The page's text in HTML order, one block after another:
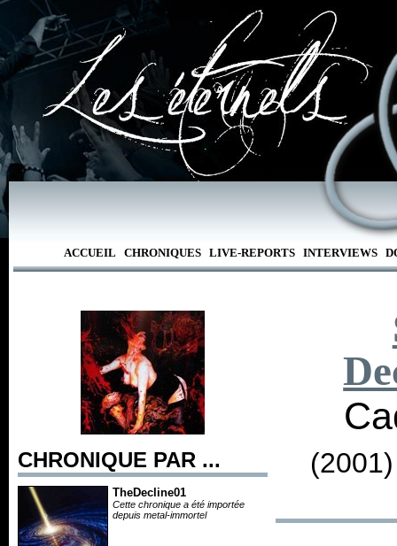
ACCUEIL CHRONIQUES LIVE-REPORTS INTERVIEWS
CHRONIQUE PAR ...
TheDecline01
Cette chronique a été importée
depuis metal-immortel